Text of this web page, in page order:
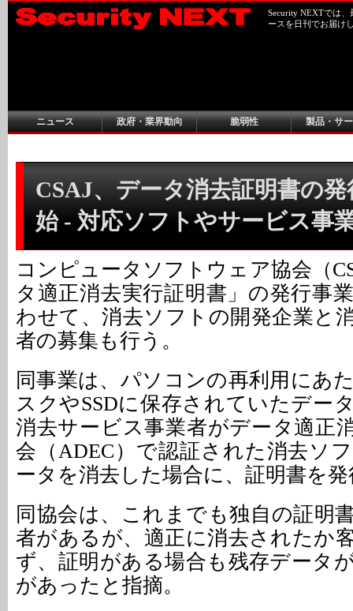
Security NEXTでは
ースを日刊でお届け
ニュース 政府・業界動向 脆弱性 製品・サ
CSAJ、データ消去証明書の
始 - 対応ソフトやサービス事
コンピュータソフトウェア協会（
タ適正消去実行証明書」の発行事
わせて、消去ソフトの開発企業と
者の募集も行う。
同事業は、パソコンの再利用にあ
スクやSSDに保存されていたデー
消去サービス事業者がデータ適正
会（ADEC）で認証された消去ソ
ータを消去した場合に、証明書を
同協会は、これまでも独自の証明
者があるが、適正に消去されたか
ず、証明がある場合も残存データ
があったと指摘。